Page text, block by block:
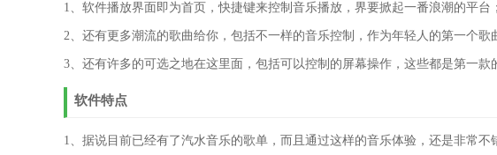
1、软件播放界面即为首页，快捷键来控制音乐播放，界要掀起一番浪潮的平台；
2、还有更多潮流的歌曲给你，包括不一样的音乐控制，作为年轻人的第一个歌
3、还有许多的可选之地在这里面，包括可以控制的屏幕操作，这些都是第一款
软件特点
1、据说目前已经有了汽水音乐的歌单，而且通过这样的音乐体验，还是非常不